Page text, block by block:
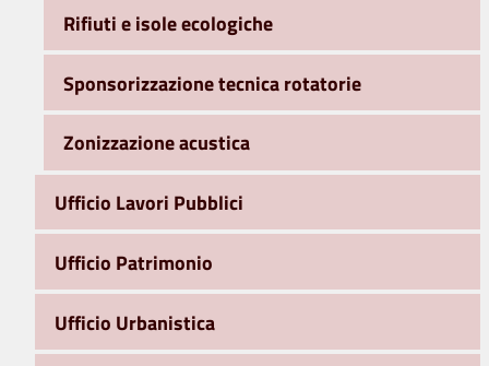
Rifiuti e isole ecologiche
Sponsorizzazione tecnica rotatorie
Zonizzazione acustica
Ufficio Lavori Pubblici
Ufficio Patrimonio
Ufficio Urbanistica